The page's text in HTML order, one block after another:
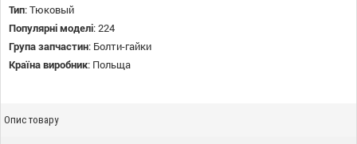
Тип:Тюковый
Популярні моделі:224
Група запчастин: Болти-гайки
Країна виробник: Польща
Опис товару